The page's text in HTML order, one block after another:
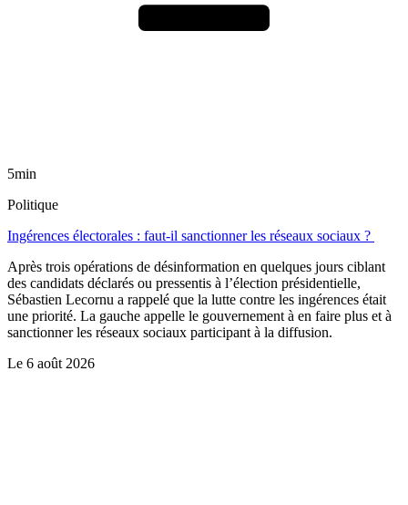
5min
Politique
Ingérences électorales : faut-il sanctionner les réseaux sociaux ?
Après trois opérations de désinformation en quelques jours ciblant
des candidats déclarés ou pressentis à l’élection présidentielle,
Sébastien Lecornu a rappelé que la lutte contre les ingérences était
une priorité. La gauche appelle le gouvernement à en faire plus et à
sanctionner les réseaux sociaux participant à la diffusion.
Le 6 août 2026